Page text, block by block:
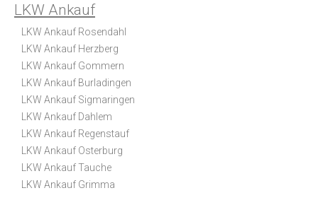
LKW Ankauf
LKW Ankauf Rosendahl
LKW Ankauf Herzberg
LKW Ankauf Gommern
LKW Ankauf Burladingen
LKW Ankauf Sigmaringen
LKW Ankauf Dahlem
LKW Ankauf Regenstauf
LKW Ankauf Osterburg
LKW Ankauf Tauche
LKW Ankauf Grimma